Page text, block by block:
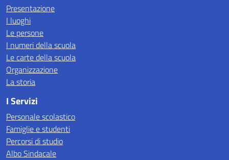
Presentazione
I luoghi
Le persone
I numeri della scuola
Le carte della scuola
Organizzazione
La storia
I Servizi
Personale scolastico
Famiglie e studenti
Percorsi di studio
Albo Sindacale